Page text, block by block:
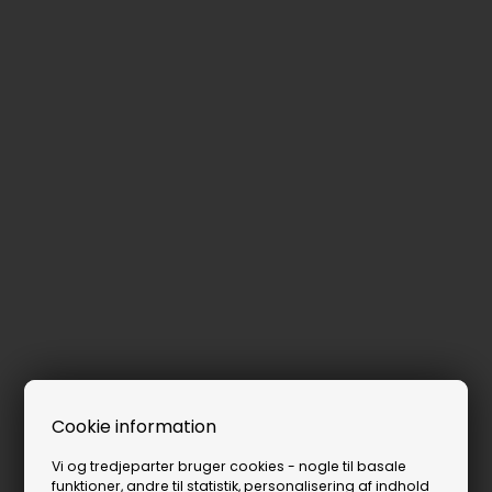
Cookie information
Vi og tredjeparter bruger cookies - nogle til basale
funktioner, andre til statistik, personalisering af indhold